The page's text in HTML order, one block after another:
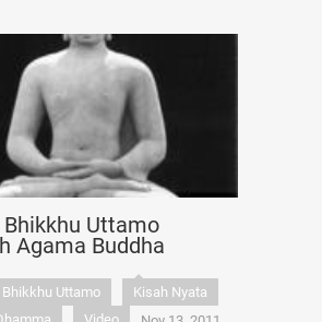
Uttamo
Agama Buddha
Bhikkhu Uttamo
Kisah Nyata